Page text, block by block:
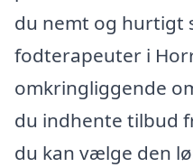
du nemt og hurtigt
fodterapeuter i
omkringliggende
du indhente tilbud
du kan vælge den